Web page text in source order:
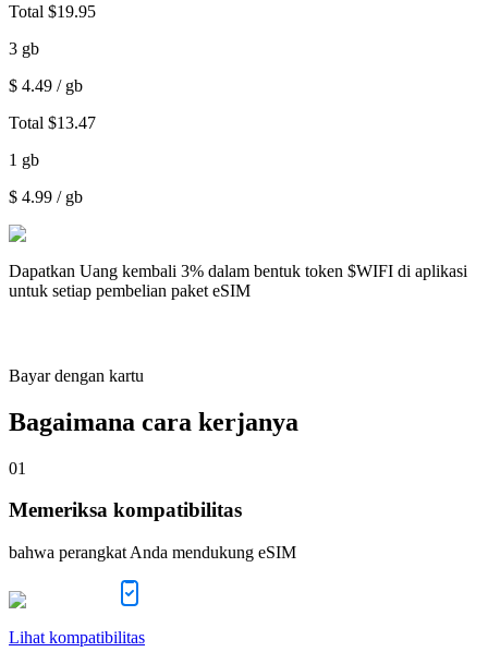
Total $19.95
3 gb
$ 4.49 / gb
Total $13.47
1 gb
$ 4.99 / gb
Dapatkan Uang kembali 3% dalam bentuk token $WIFI di aplikasi
untuk setiap pembelian paket eSIM
Bayar dengan kartu
Bagaimana cara kerjanya
01
Memeriksa kompatibilitas
bahwa perangkat Anda mendukung eSIM
Lihat kompatibilitas